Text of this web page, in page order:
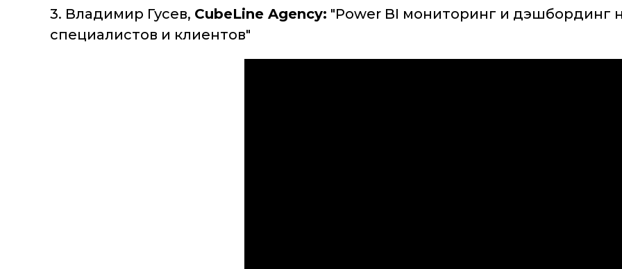
3. Владимир Гусев, CubeLine Agency: "Power BI мониторинг и дэшбординг
специалистов и клиентов"